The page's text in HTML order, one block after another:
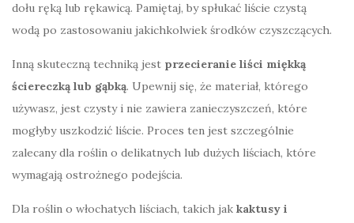
dołu ręką lub rękawicą. Pamiętaj, by spłukać liście czystą
wodą po zastosowaniu jakichkolwiek środków czyszczących.
Inną skuteczną techniką jest przecieranie liści miękką
ściereczką lub gąbką. Upewnij się, że materiał, którego
używasz, jest czysty i nie zawiera zanieczyszczeń, które
mogłyby uszkodzić liście. Proces ten jest szczególnie
zalecany dla roślin o delikatnych lub dużych liściach, które
wymagają ostrożnego podejścia.
Dla roślin o włochatych liściach, takich jak kaktusy i